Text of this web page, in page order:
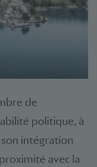
de
politique, à
intégration
avec la